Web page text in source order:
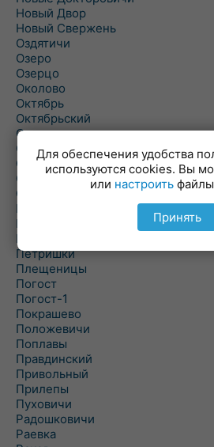
Новый Двор
Новый Свержень
Оздятичи
Озеро
Озерцо
Околово
Октябрь
Октябрьский
Олехновичи
Омговичи
Оношки
Осовец
Острошицкий Городок
Пасека
Пастовичи
Першаи
Петришки
Плещеницы
Погост
Погост-1
Покрашево
Положевичи
Поплавы
Правдинский
Привольный
Прилепы
Пуховичи
Радошковичи
Раевка
Для обеспечения удобства
используются cookies. Вы
или настроить
Принять